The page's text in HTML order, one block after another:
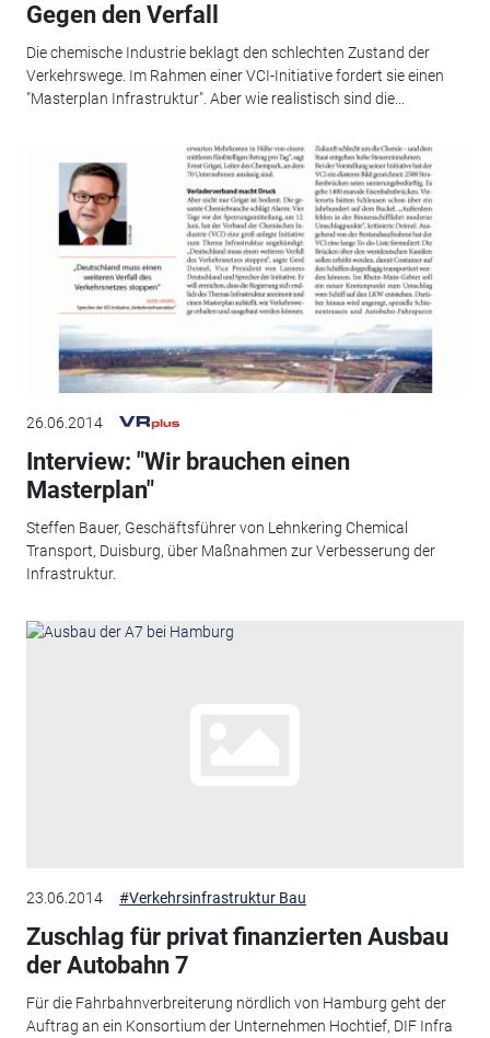
Gegen den Verfall
Die chemische Industrie beklagt den schlechten Zustand der
Verkehrswege. Im Rahmen einer VCI-Initiative fordert sie einen
"Masterplan Infrastruktur". Aber wie realistisch sind die...
26.06.2014
Interview: "Wir brauchen einen
Masterplan"
Steffen Bauer, Geschäftsführer von Lehnkering Chemical
Transport, Duisburg, über Maßnahmen zur Verbesserung der
Infrastruktur.
23.06.2014 #Verkehrsinfrastruktur Bau
Zuschlag für privat finanzierten Ausbau
der Autobahn 7
Für die Fahrbahnverbreiterung nördlich von Hamburg geht der
Auftrag an ein Konsortium der Unternehmen Hochtief, DIF Infra